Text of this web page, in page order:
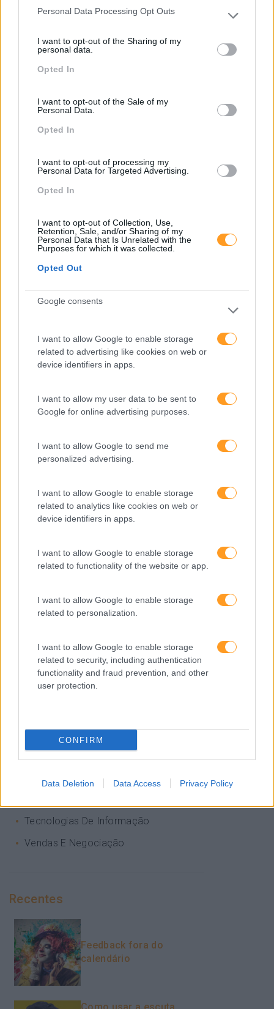
Please note that this website/app uses one or more Google
not limited to your visit or usage behaviour. You may click to
grant or deny consent to Google and its third-party tags to
use your data for below specified purposes in below Google
Personal Data Processing Opt Outs
I want to opt-out of the Sharing of my
personal data.
Opted In
I want to opt-out of the Sale of my
Personal Data.
Opted In
I want to opt-out of processing my
Personal Data for Targeted Advertising.
Opted In
I want to opt-out of Collection, Use,
Retention, Sale, and/or Sharing of my
Personal Data that Is Unrelated with the
Purposes for which it was collected.
Opted Out
Google consents
I want to allow Google to enable storage
related to advertising like cookies on web or
device identifiers in apps.
I want to allow my user data to be sent to
Google for online advertising purposes.
I want to allow Google to send me
personalized advertising.
I want to allow Google to enable storage
related to analytics like cookies on web or
device identifiers in apps.
I want to allow Google to enable storage
related to functionality of the website or app.
I want to allow Google to enable storage
related to personalization.
I want to allow Google to enable storage
related to security, including authentication
functionality and fraud prevention, and other
user protection.
CONFIRM
Data Deletion Data Access Privacy Policy
Novas Ferramentas De
Essencial Humano
Pesquisa
Aprendizagem
Artigo De Opinião
Comunicação
Desenvolvimento
Entrevista
Expo RH
Inglês
Keep In Mind
Mudança
Perspetivas
Pessoas
Recursos Humanos
Sem Categoria
Tecnologias De Informação
Vendas E Negociação
Recentes
Feedback fora do
calendário
Como usar a escuta